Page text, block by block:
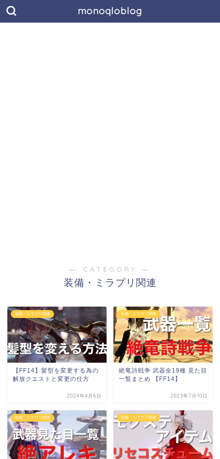
monoqloblog
― CATEGORY ―
装備・ミラプリ関連
装備・ミラプリ関連
【FF14】髪型を変更する為の
解放クエストと変更の仕方
2024年4月6日
装備・ミラプリ関連
絶竜詩戦争 武器全19種 見た目
一覧まとめ 【FF14】
2023年7月10日
装備・ミラプリ関連 装備・ミラプリ関連